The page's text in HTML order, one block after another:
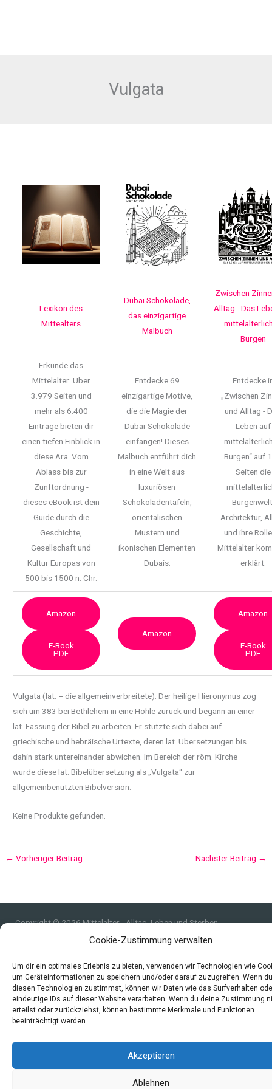
Cookie-Zustimmung verwalten
Um dir ein optimales Erlebnis zu bieten, verwenden wir Technologien wie
um Geräteinformationen zu speichern und/oder darauf zuzugreifen. Wenn du
diesen Technologien zustimmst, können wir Daten wie das Surfverhalten
eindeutige IDs auf dieser Website verarbeiten. Wenn du deine Zustimmung
erteilst oder zurückziehst, können bestimmte Merkmale und Funktionen
beeinträchtigt werden.
Akzeptieren
Ablehnen
Vulgata
Lexikon des
Mittealters
Dubai Schokolade,
das einzigartige
Malbuch
Zwischen
Alltag - Das
Burgen
Erkunde das
Mittelalter: Über
3.979 Seiten und
mehr als 6.400
Einträge bieten dir
einen tiefen Einblick in
diese Ära. Vom
Ablass bis zur
Zunftordnung -
dieses eBook ist dein
Guide durch die
Geschichte,
Gesellschaft und
Kultur Europas von
500 bis 1500 n. Chr.
Entdecke 69
einzigartige Motive,
die die Magie der
Dubai-Schokolade
einfangen! Dieses
Malbuch entführt dich
in eine Welt aus
luxuriösen
Schokoladentafeln,
orientalischen
Mustern und
ikonischen Elementen
Dubais.
Entdecke
„Zwischen
und Alltag -
Leben auf
Burgen“ auf
Seiten die
Architektur,
und ihre
Mittelalter
erklärt.
Amazon
E-Book
PDF
Amazon
Amazon
E-Book
PDF
Vulgata (lat. = die allgemeinverbreitete). Der heilige Hieronymus zog
sich um 383 beiBethlehem in eine Höhle zurück und begann an einer
lat. Fassung der Bibel zu arbeiten. Er stützte sich dabei auf
griechische und hebräische Urtexte, deren lat. Übersetzungen bis
dahin stark untereinander abwichen. Im Bereich der röm. Kirche
wurde diese lat. Bibelübersetzung als „Vulgata“ zur
allgemeinbenutzten Bibelversion.
Keine Produkte gefunden.
← Vorheriger Beitrag Nächster Beitrag →
Copyright © 2026 Mittelalter - Alltag, Leben und Sterben
Impressum
Quellen
Index